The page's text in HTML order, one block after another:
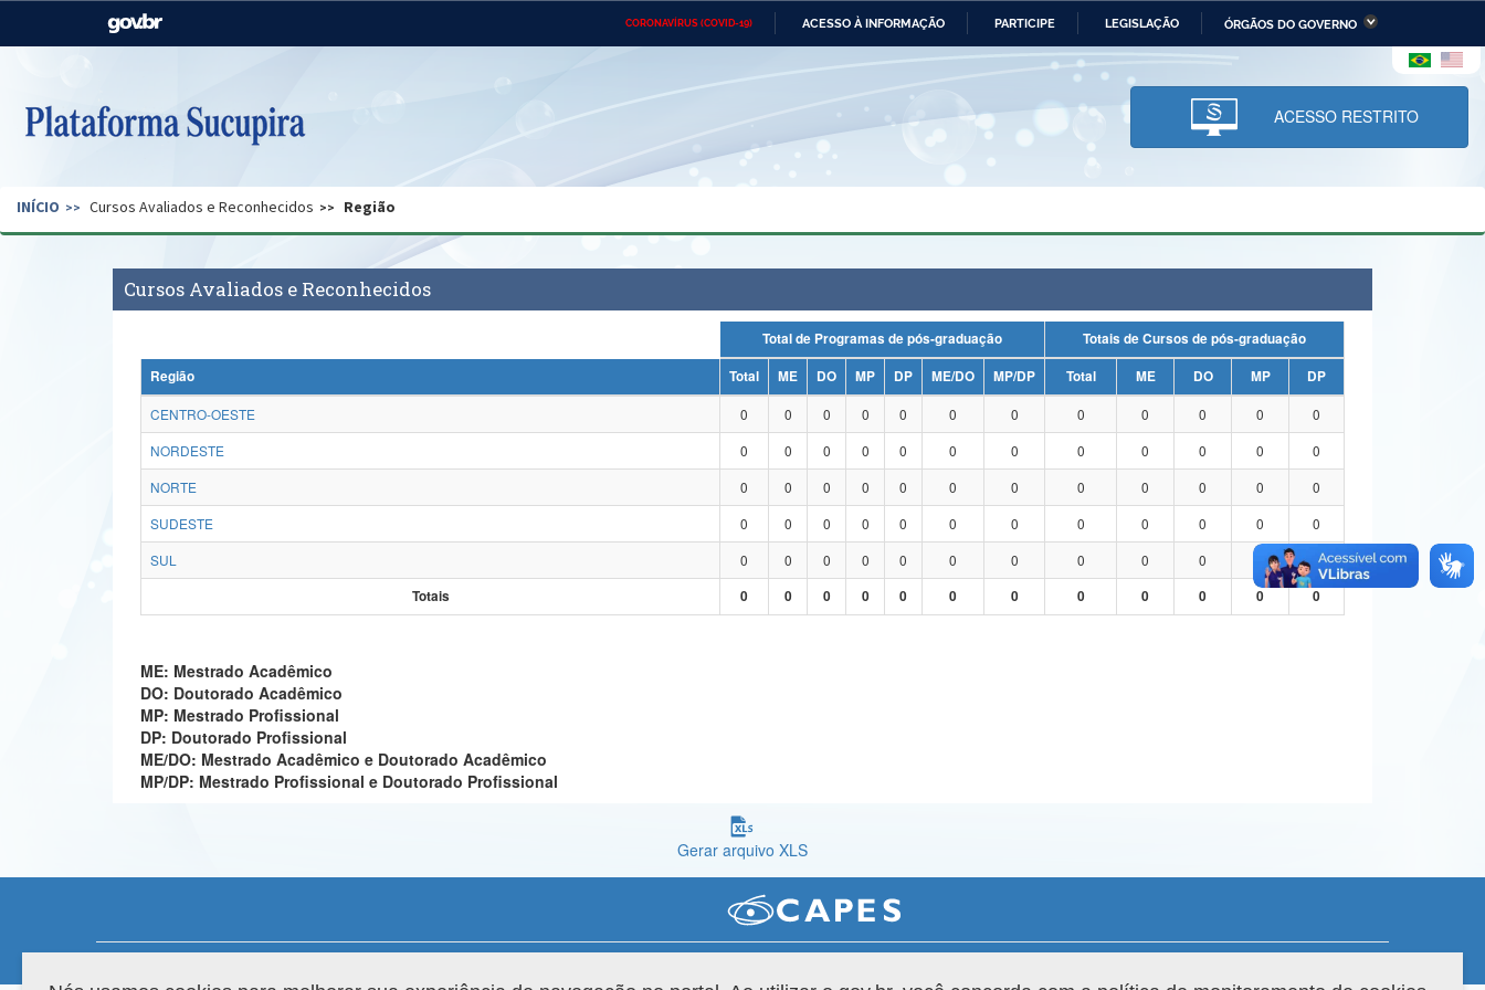
CORONAVÍRUS (COVID-19) ACESSO À INFORMAÇÃO PARTICIPE LEGISLAÇÃO ÓRGÃOS DO GOVERNO
Casa Civil Ministério das Relações Ministério da Economia Ministério da Infraestrutura
Pecuária e Abastecimento
Ministério da Ciência,
Tecnologia, Inovações e
Comunicações
Ministério do Desenvolvimento
Regional e dos Direitos Humanos
Secretaria de Governo Gabinete de Segurança Advocacia-Geral da União Banco Central do Brasil Planalto
ACESSO RESTRITO
INÍCIO Cursos Avaliados e Reconhecidos Região
Cursos Avaliados e Reconhecidos
Total de Programas de pós-graduação
Totais de Cursos de pós-graduação
Região
Total ME DO MP DP ME/DO MP/DP Total ME DO MP
DP
CENTRO-OESTE
0 0 0 0 0 0 0 0 0 0 0
0
NORDESTE
0 0 0 0 0 0 0 0 0 0 0
0
NORTE
0 0 0 0 0 0 0 0 0 0 0
0
SUDESTE
0 0 0 0 0 0 0 0 0 0 0
0
SUL
0 0 0 0 0 0 0 0 0 0
0
Totais
0 0 0 0 0 0 0 0 0 0 0 0
ME: Mestrado Acadêmico
DO: Doutorado Acadêmico
MP: Mestrado Profissional
DP: Doutorado Profissional
ME/DO: Mestrado Acadêmico e Doutorado Acadêmico
MP/DP: Mestrado Profissional e Doutorado Profissional
Gerar arquivo XLS